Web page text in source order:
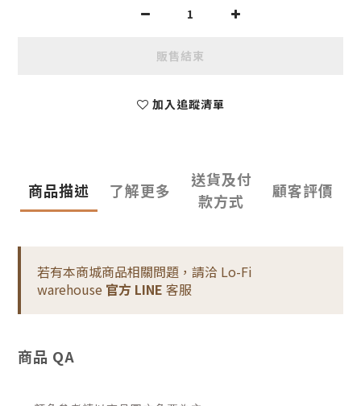
販售結束
加入追蹤清單
商品描述 了解更多
送貨及付
款方式
顧客評價
若有本商城商品相關問題，請洽 Lo-Fi
warehouse 官方 LINE 客服
商品 QA